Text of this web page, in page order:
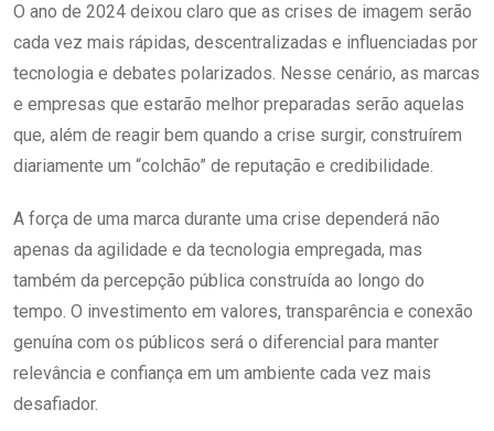
O ano de 2024 deixou claro que as crises de imagem serão
cada vez mais rápidas, descentralizadas e influenciadas por
tecnologia e debates polarizados. Nesse cenário, as marcas
e empresas que estarão melhor preparadas serão aquelas
que, além de reagir bem quando a crise surgir, construírem
diariamente um “colchão” de reputação e credibilidade.
A força de uma marca durante uma crise dependerá não
apenas da agilidade e da tecnologia empregada, mas
também da percepção pública construída ao longo do
tempo. O investimento em valores, transparência e conexão
genuína com os públicos será o diferencial para manter
relevância e confiança em um ambiente cada vez mais
desafiador.